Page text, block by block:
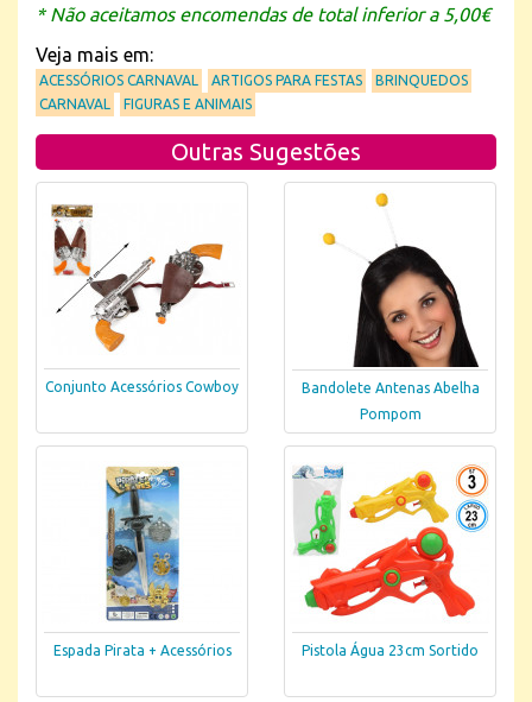
* Não aceitamos encomendas de total inferior a 5,00€
Veja mais em:
ACESSÓRIOS CARNAVAL ARTIGOS PARA FESTAS
BRINQUEDOS
CARNAVAL
FIGURAS E ANIMAIS
Outras Sugestões
Conjunto Acessórios Cowboy
Bandolete Antenas Abelha
Pompom
Espada Pirata + Acessórios Pistola Água 23cm Sortido